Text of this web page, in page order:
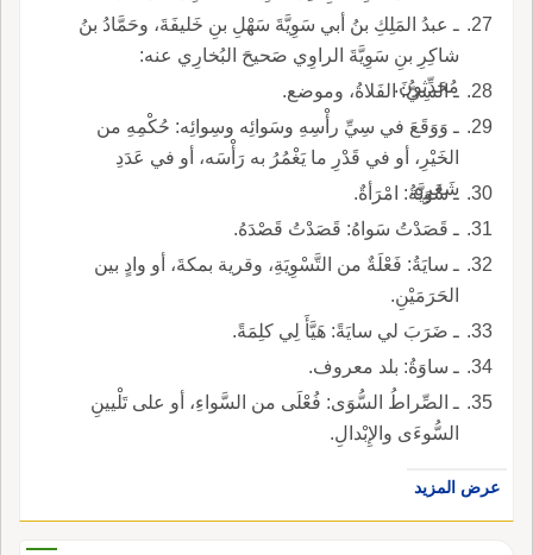
ـ عبدُ المَلِكِ بنُ أبي سَوِيَّةَ سَهْلِ بنِ خَليفَةَ، وحَمَّادُ بنُ
شاكِرِ بنِ سَوِيَّةَ الراوِي صَحيحَ البُخارِي عنه:
مُحَدِّثونَ.
ـ السِيُّ: الفَلاةُ، وموضع.
ـ وَوَقَعَ في سِيِّ رأْسِهِ وسَوائِه وسِوائِه: حُكْمِهِ من
الخَيْرِ، أو في قَدْرِ ما يَغْمُرُ به رَأْسَه، أو في عَدَدِ
شَعَرِهِ.
ـ سُوَيَّةُ: امْرَأةٌ.
ـ قَصَدْتُ سَواهُ: قَصَدْتُ قَصْدَهُ.
ـ سايَةُ: فَعْلَةٌ من التَّسْوِيَةِ، وقرية بمكةَ، أو وادٍ بين
الحَرَمَيْنِ.
ـ ضَرَبَ لي سايَةً: هَيَّأَ لِي كلِمَةً.
ـ ساوَةُ: بلد معروف.
ـ الصِّراطُ السُّوَى: فُعْلَى من السَّواءِ، أو على تَلْيينِ
السُّوءَى والإِبْدالِ.
عرض المزيد